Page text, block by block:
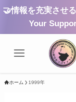
🤝情報を充実させ
Your
ホーム 1999年